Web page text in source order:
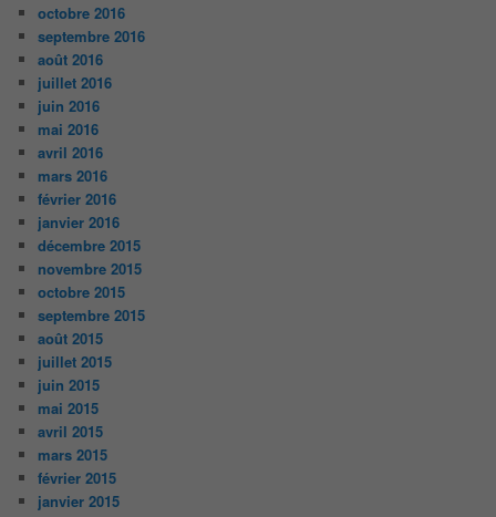
octobre 2016
septembre 2016
août 2016
juillet 2016
juin 2016
mai 2016
avril 2016
mars 2016
février 2016
janvier 2016
décembre 2015
novembre 2015
octobre 2015
septembre 2015
août 2015
juillet 2015
juin 2015
mai 2015
avril 2015
mars 2015
février 2015
janvier 2015